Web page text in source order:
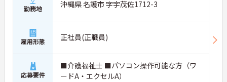
勤務地 沖縄県 名護市 字宇茂佐1712-3
雇用形態 正社員(正職員)
応募要件
■介護福祉士 ■パソコン操作可能な方（ワ
ードA・エクセルA）